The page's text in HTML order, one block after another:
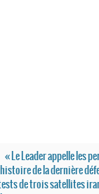
« Le Leader appelle les
de la dernière
de trois satellites